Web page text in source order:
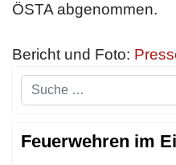
ÖSTA abgenommen.
Bericht und Foto:
Suchen
Feuerwehren im